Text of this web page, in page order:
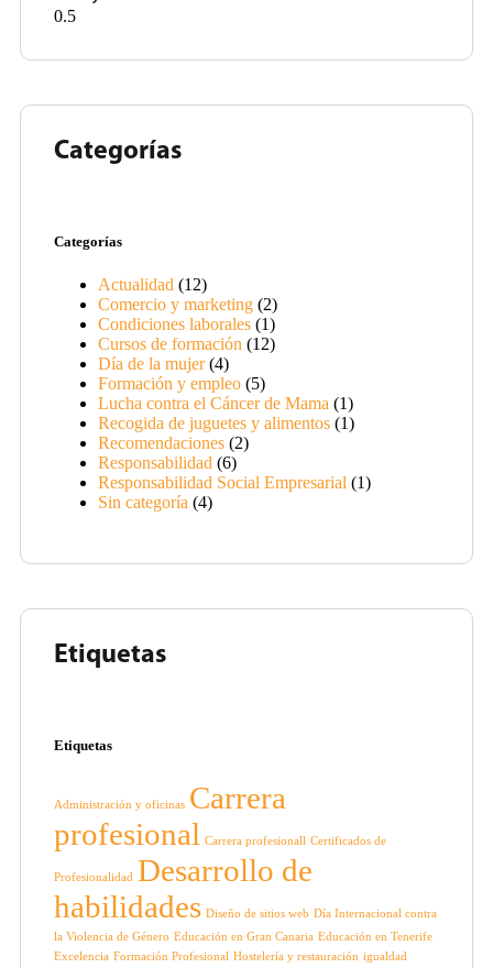
Categorías
Categorías
Actualidad (12)
Comercio y marketing (2)
Condiciones laborales (1)
Cursos de formación (12)
Día de la mujer(4)
Formación y empleo (5)
Lucha contra el Cáncer de Mama (1)
Recogida de juguetes y alimentos (1)
Recomendaciones (2)
Responsabilidad (6)
Responsabilidad Social Empresarial (1)
Sin categoría (4)
Etiquetas
Etiquetas
Administración y oficinas Carrera
profesional Carrera profesionall Certificados de
Profesionalidad Desarrollo de
habilidades Diseño de sitios web Día Internacional contra
la Violencia de Género Educación en Gran Canaria Educación en Tenerife
Excelencia Formación Profesional Hostelería y restauración igualdad